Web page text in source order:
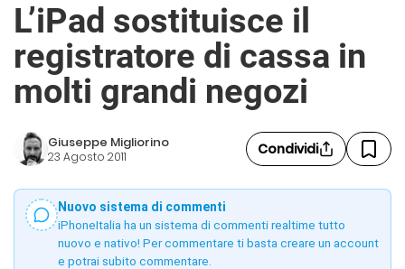
L’iPad sostituisce il
registratore di cassa in
molti grandi negozi
Giuseppe Migliorino
23 Agosto 2011 Condividi
Nuovo sistema di commenti
iPhoneItalia ha un sistema di commenti realtime tutto
nuovo e nativo! Per commentare ti basta creare un account
e potrai subito commentare.